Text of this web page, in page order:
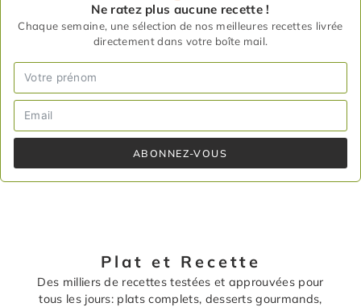
Ne ratez plus aucune recette !
Chaque semaine, une sélection de nos meilleures recettes livrée
directement dans votre boîte mail.
ABONNEZ-VOUS
Plat et Recette
Des milliers de recettes testées et approuvées pour
tous les jours: plats complets, desserts gourmands,